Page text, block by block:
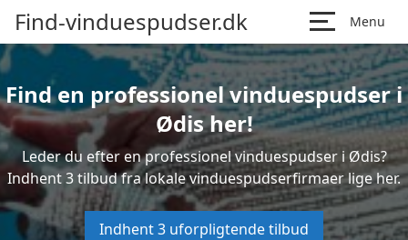
Find-vinduespudser.dk Menu
Find en professionel vinduespudser i
Ødis her!
Leder du efter en professionel vinduespudser i Ødis?
Indhent 3 tilbud fra lokale vinduespudserfirmaer lige her.
Indhent 3 uforpligtende tilbud